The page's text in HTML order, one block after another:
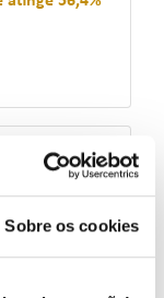
Sobre os cookies
de